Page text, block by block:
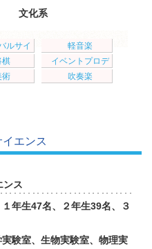
文化系
ルサイ
ス
軽音楽
棋
イベントプロデ
ュース
術
吹奏楽
エンス
ンス
年生47名、２年生39名、３
験室、生物実験室、物理実